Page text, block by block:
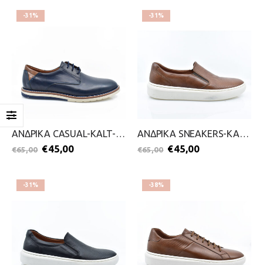
-31%
ΑΝΔΡΙΚΑ CASUAL-KALT-2099-0643-ΜΠΛΕ
€65,00 €45,00
-31%
ΑΝΔΡΙΚΑ SNEAKERS-KALT-2099-0642-ΤΑΜΠΑ
€65,00 €45,00
-31% -38%